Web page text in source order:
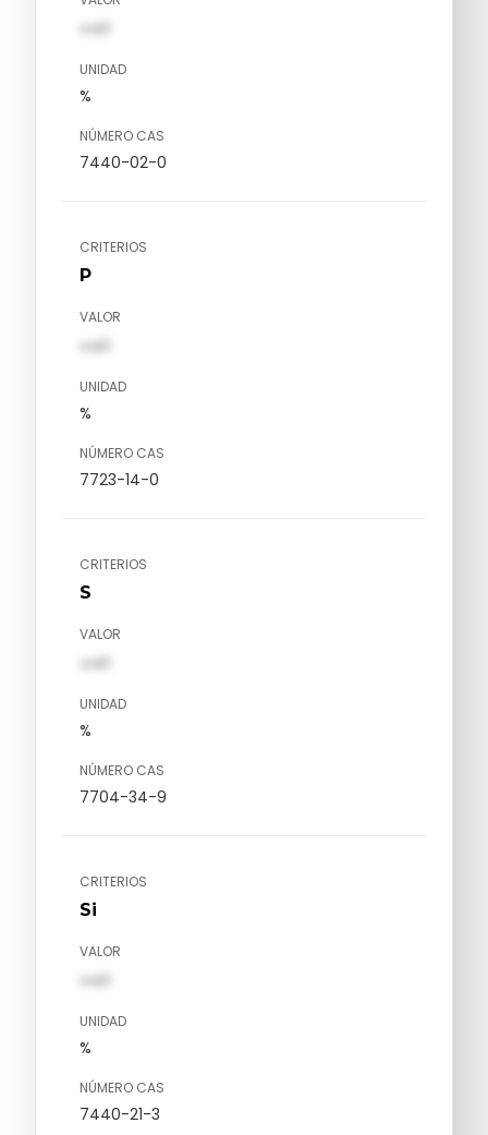
val1
UNIDAD
%
NÚMERO CAS
7440-02-0
CRITERIOS
P
VALOR
val1
UNIDAD
%
NÚMERO CAS
7723-14-0
CRITERIOS
S
VALOR
val1
UNIDAD
%
NÚMERO CAS
7704-34-9
CRITERIOS
Si
VALOR
val1
UNIDAD
%
NÚMERO CAS
7440-21-3